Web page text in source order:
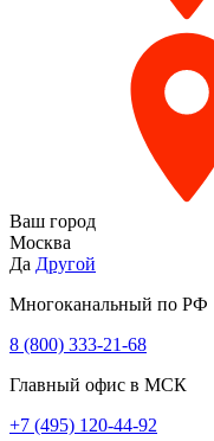
Ваш город
Москва
Да Другой
Многоканальный по РФ
8 (800) 333‑21-68
Главный офис в МСК
+7 (495) 120-44-92